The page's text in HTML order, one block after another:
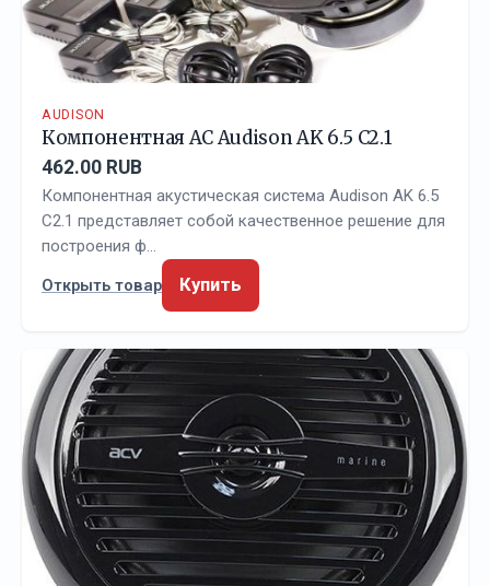
AUDISON
Компонентная АС Audison AK 6.5 C2.1
462.00 RUB
Компонентная акустическая система Audison AK 6.5
C2.1 представляет собой качественное решение для
построения ф…
Открыть товар
Купить